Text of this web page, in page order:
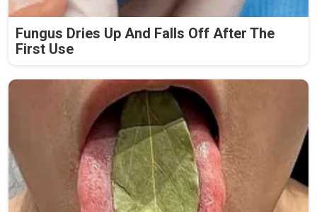
Fungus Dries Up And Falls Off After The
First Use